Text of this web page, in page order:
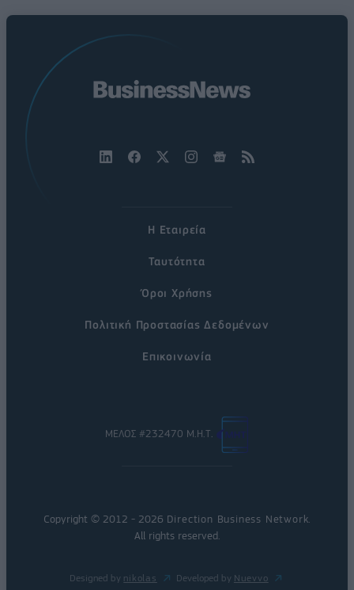
Η Εταιρεία
Ταυτότητα
Όροι Χρήσης
Πολιτική Προστασίας Δεδομένων
Επικοινωνία
ΜΕΛΟΣ #232470 Μ.Η.Τ.
Copyright © 2012 - 2026 Direction Business Network
All rights reserved.
Designed by nikolas Developed by Nuevvo